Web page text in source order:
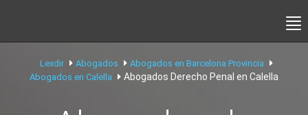
Lexdir Abogados
Abogados en Barcelona Provincia
Abogados en Calella
Abogados Derecho Penal en Calella